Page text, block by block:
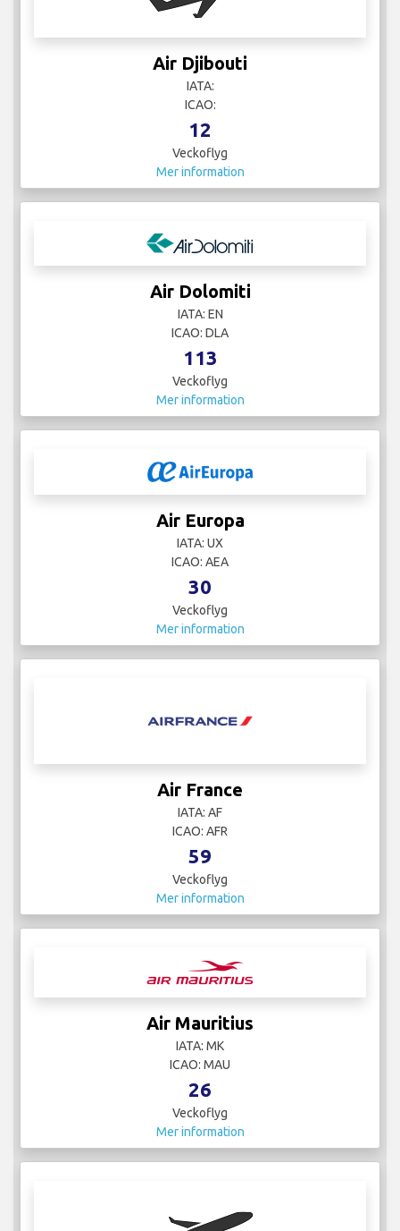
Air Djibouti
IATA:
ICAO:
12
Veckoflyg
Mer information
Air Dolomiti
IATA: EN
ICAO: DLA
113
Veckoflyg
Mer information
Air Europa
IATA: UX
ICAO: AEA
30
Veckoflyg
Mer information
Air France
IATA: AF
ICAO: AFR
59
Veckoflyg
Mer information
Air Mauritius
IATA: MK
ICAO: MAU
26
Veckoflyg
Mer information